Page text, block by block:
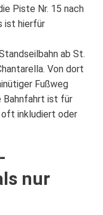
Piste Nr. 15 nach
ist hierfür
ab St.
Von dort
Fußweg
Bahnfahrt ist für
oft inkludiert oder
nur